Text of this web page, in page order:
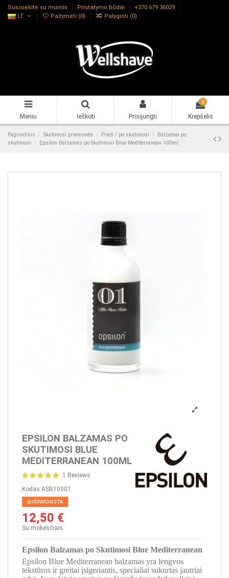
Susisiekite su mumis Pristatymo būdai
+370 679 36029
LT
Pažymėti (0) Palyginti (0)
Meniu Ieškoti Prisijungti
0
Krepšelis
Pagrindinis Skutimosi priemonės Prieš / po skutimosi
Balzamai po
skutimosi
Epsilon Balzamas po Skutimosi Blue Mediterranean 100ml
EPSILON BALZAMAS PO
SKUTIMOSI BLUE
MEDITERRANEAN 100ML
1 Reviews
Kodas ASB10001
IŠPARDUOTA
12,50 €
Su mokesčiais
Epsilon Balzamas po Skutimosi Blue Mediterranean
Epsilon Blue Mediterranean balzamas yra lengvos
tekstūros ir greitai įsigeriantis, specialiai sukurtas jautriai